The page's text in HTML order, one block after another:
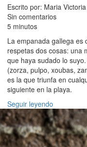
Escrito por: Maria Victoria
Sin comentarios
5 minutos
La empanada gallega es
respetas dos cosas: una
que haya sudado lo
(zorza, pulpo, xoubas,
es la que triunfa en
siguiente en la playa.
Seguir leyendo